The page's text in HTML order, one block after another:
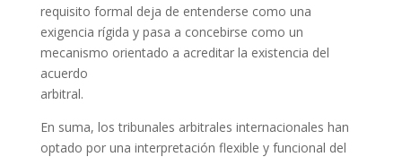
requisito formal deja de entenderse como una
exigencia rígida y pasa a concebirse como un
mecanismo orientado a acreditar la existencia del
acuerdo
arbitral.
En suma, los tribunales arbitrales internacionales han
optado por una interpretación flexible y funcional del